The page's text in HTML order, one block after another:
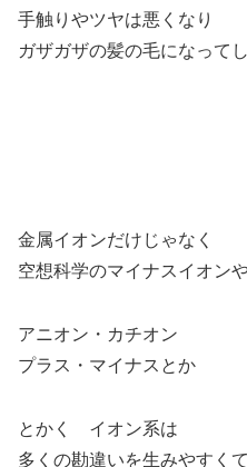
手触りやツヤは悪くなり
ガザガザの髪の毛になって
金属イオンだけじゃなく
空想科学のマイナスイオン
アニオン・カチオン
プラス・マイナスとか
とかく イオン系は
多くの勘違いを生みやすく